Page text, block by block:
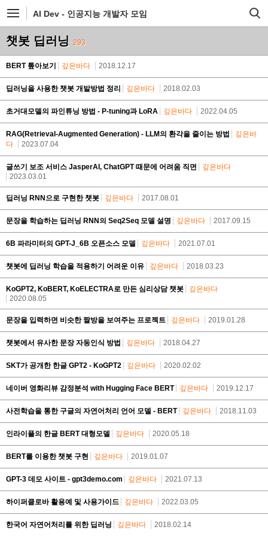
AI Dev - 인공지능 개발자 모임
챗봇 딥러닝 293
BERT 톺아보기 깊은바다 2018.12.17
딥러닝을 사용한 챗봇 개발방법 정리 깊은바다 2018.02.03
초거대모델의 파인튜닝 방법 - P-tuning과 LoRA 깊은바다 2022.04.05
RAG(Retrieval-Augmented Generation) - LLM의 환각을 줄이는 방법
깊은바
다
2023.07.04
글쓰기 보조 서비스 JasperAI, ChatGPT 때문에 어려움 직면
깊은바다
2023.03.01
딥러닝 RNN으로 구현한 챗봇 깊은바다 2017.08.01
문장을 학습하는 딥러닝 RNN의 Seq2Seq 모델 설명 깊은바다 2017.09.15
6B 파라미터의 GPT-J_6B 오픈소스 모델 깊은바다 2021.07.01
챗봇에 딥러닝 학습을 적용하기 어려운 이유 깊은바다 2018.03.23
KoGPT2, KoBERT, KoELECTRA로 만든 심리상담 챗봇
깊은바다
2020.08.05
문장을 입력하면 비슷한 짤방을 보여주는 프로젝트 깊은바다 2019.01.28
챗봇에서 유사한 문장 자동인식 방법 깊은바다 2018.04.27
SKT가 공개한 한글 GPT2 - KoGPT2 깊은바다 2020.02.02
네이버 영화리뷰 감정분석 with Hugging Face BERT 깊은바다 2019.12.17
사전학습을 통한 구글의 자연어처리 언어 모델 - BERT 깊은바다 2018.11.03
인라이플의 한글 BERT 대형모델 깊은바다 2020.05.18
BERT를 이용한 챗봇 구현 깊은바다 2019.01.07
GPT-3 데모 사이트 - gpt3demo.com 깊은바다 2021.07.13
하이퍼클로바 활용예 및 사용가이드 깊은바다 2022.03.05
한국어 자연어처리를 위한 딥러닝 깊은바다 2018.02.14